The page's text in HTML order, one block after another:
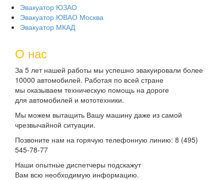
Эвакуатор ЮЗАО
Эвакуатор ЮВАО Москва
Эвакуатор МКАД
О нас
За 5 лет нашей работы мы успешно эвакуировали более
10000 автомобилей. Работая по всей стране
мы оказываем техническую помощь на дороге
для автомобилей и мототехники.
Мы можем вытащить Вашу машину даже из самой
чрезвычайной ситуации.
Позвоните нам на горячую телефонную линию: 8 (495)
545-78-77
Наши опытные диспетчеры подскажут
Вам всю необходимую информацию.